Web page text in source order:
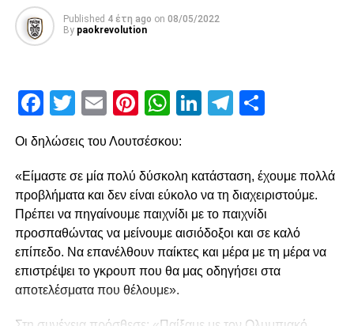
ADVERTISEMENT
Ακολούθησε στο 15′ χλιαρό σουτ του Ότο που μπλόκαρε
μετά από λάθος και μαρκάρισμα του Μιχαηλίδη στον
αλλά έστειλε την μπάλα άουτ, χάνοντας μία χρυσή
ευκαιρία για να βάλει τον Παναιτωλικό μπροστά στο σκορ.
Μοναδική ευκαιρία από τον Λαχούντ
Στο 27′ ο Σάστρε προσπάθησε να γίνει επικίνδυνος με
σουτ εκτός περιοχής, όμως, ο Τσάβες ήταν σε ετοιμότητα
και στο 33′, έπειτα από νέο λάθος του Μιχαηλίδη, ο
Published 4 έτη ago on 08/05/2022
By paokrevolution
Facebook
Twitter
EmailPinterest
WhatsApp
LinkedIn
Telegram
Οι δηλώσεις του Λουτσέσκου:
«Είμαστε σε μία πολύ δύσκολη κατάσταση, έχουμε πολλά
προβλήματα και δεν είναι εύκολο να τη διαχειριστούμε.
Πρέπει να πηγαίνουμε παιχνίδι με το παιχνίδι
προσπαθώντας να μείνουμε αισιόδοξοι και σε καλό
επίπεδο. Να επανέλθουν παίκτες και μέρα με τη μέρα να
επιστρέψει το γκρουπ που θα μας οδηγήσει στα
αποτελέσματα που θέλουμε».